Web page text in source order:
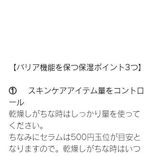
【バリア機能を保つ保湿ポイント3つ】
①    スキンケアアイテム量をコントロ
ール
乾燥しがちな時はしっかり量を使って
ください。
ちなみにセラムは500円玉位が目安と
なりますので。乾燥しがちな時はいつ